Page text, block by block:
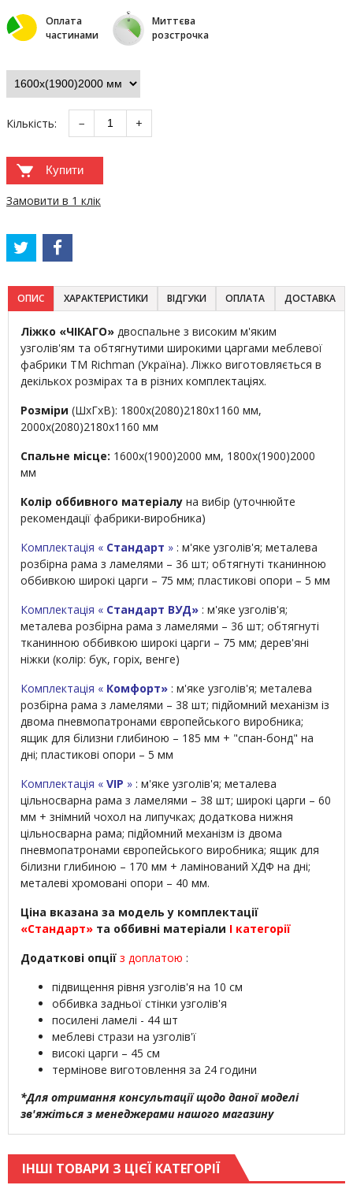
Оплата
частинами
Миттєва
розстрочка
Кількість: − +
Купити
Замовити в 1 клік
ОПИС ХАРАКТЕРИСТИКИ ВІДГУКИ ОПЛАТА ДОСТАВКА
Ліжко «ЧІКАГО» двоспальне з високим м'яким
узголів'ям та обтягнутими широкими царгами меблевої
фабрики TM Richman (Україна). Ліжко виготовляється в
декількох розмірах та в різних комплектаціях.
Розміри (ШхГхВ): 1800х(2080)2180х1160 мм,
2000х(2080)2180х1160 мм
Спальне місце: 1600х(1900)2000 мм, 1800х(1900)2000
мм
Колір оббивного матеріалу на вибір (уточнюйте
рекомендації фабрики-виробника)
Комплектація « Стандарт » : м'яке узголів'я; металева
розбірна рама з ламелями – 36 шт; обтягнуті тканинною
оббивкою широкі царги – 75 мм; пластикові опори – 5 мм
Комплектація « Стандарт ВУД» : м'яке узголів'я;
металева розбірна рама з ламелями – 36 шт; обтягнуті
тканинною оббивкою широкі царги – 75 мм; дерев'яні
ніжки (колір: бук, горіх, венге)
Комплектація « Комфорт» : м'яке узголів'я; металева
розбірна рама з ламелями – 38 шт; підйомний механізм із
двома пневмопатронами європейського виробника;
ящик для білизни глибиною – 185 мм + "спан-бонд" на
дні; пластикові опори – 5 мм
Комплектація « VIP » : м'яке узголів'я; металева
цільносварна рама з ламелями – 38 шт; широкі царги – 60
мм + знімний чохол на липучках; додаткова нижня
цільносварна рама; підйомний механізм із двома
пневмопатронами європейського виробника; ящик для
білизни глибиною – 170 мм + ламінований ХДФ на дні;
металеві хромовані опори – 40 мм.
Ціна вказана за модель у комплектації
«Стандарт» та оббивні матеріали I категорії
Додаткові опції з доплатою :
підвищення рівня узголів'я на 10 см
оббивка задньої стінки узголів'я
посилені ламелі - 44 шт
меблеві стрази на узголів'ї
високі царги – 45 см
термінове виготовлення за 24 години
*Для отримання консультації щодо даної моделі
зв'яжіться з менеджерами нашого магазину
ІНШІ ТОВАРИ З ЦІЄЇ КАТЕГОРІЇ